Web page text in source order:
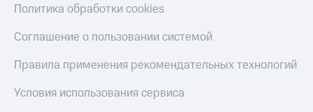
Политика обработки cookies
Соглашение о пользовании системой
Правила применения рекомендательных технологий
Условия использования сервиса